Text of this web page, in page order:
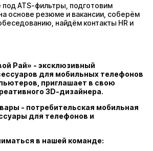
ATS-фильтры, подготовим
основе резюме и вакансии, соберём
найдём контакты HR и
Рай» - эксклюзивный
для мобильных телефонов
приглашает в свою
3D-дизайнера.
- потребительская мобильная
для телефонов и
в нашей команде: